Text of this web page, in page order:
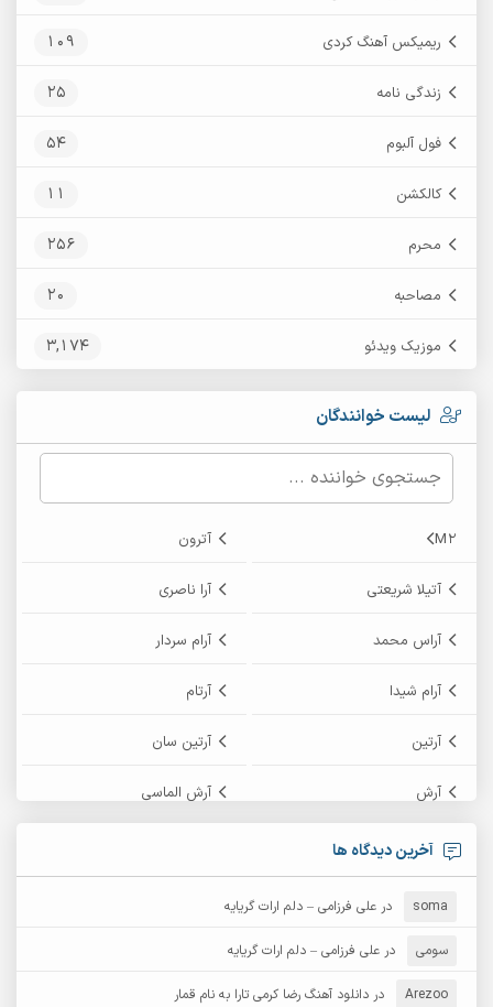
ریمیکس آهنگ کردی 109
زندگی نامه 25
فول آلبوم 54
کالکشن 11
محرم 256
مصاحبه 20
موزیک ویدئو 3,174
لیست خوانندگان
M2 آترون
آتیلا شریعتی آرا ناصری
آراس محمد آرام سردار
آرام شیدا آرتام
آرتین آرتین سان
آرش آرش الماسی
آرش امامی
آرش عثمان
آرش مبهم آرش مستشیری
آخرین دیدگاه ها
soma در علی فرزامی – دلم ارات گریایه
سومی در علی فرزامی – دلم ارات گریایه
Arezoo در دانلود آهنگ رضا کرمی تارا به نام قمار